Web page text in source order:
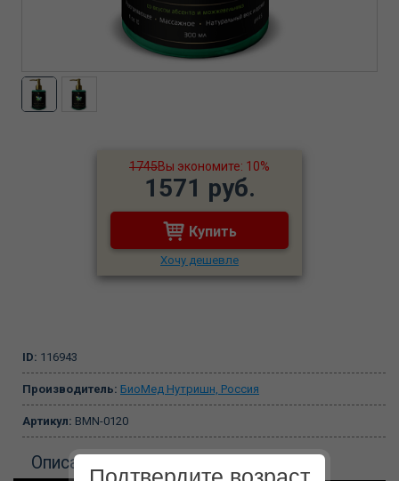
1745Вы экономите: 10%
1571 руб.
Купить
Хочу дешевле
ID: 116943
Производитель: БиоМед Нутришн, Россия
Артикул: BMN-0120
Описание